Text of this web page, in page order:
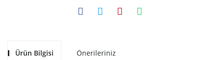
Ürün Bilgisi Önerileriniz